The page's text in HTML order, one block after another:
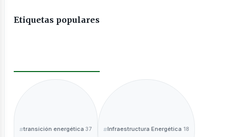
Etiquetas populares
transición energética 37 Infraestructura Energética 18